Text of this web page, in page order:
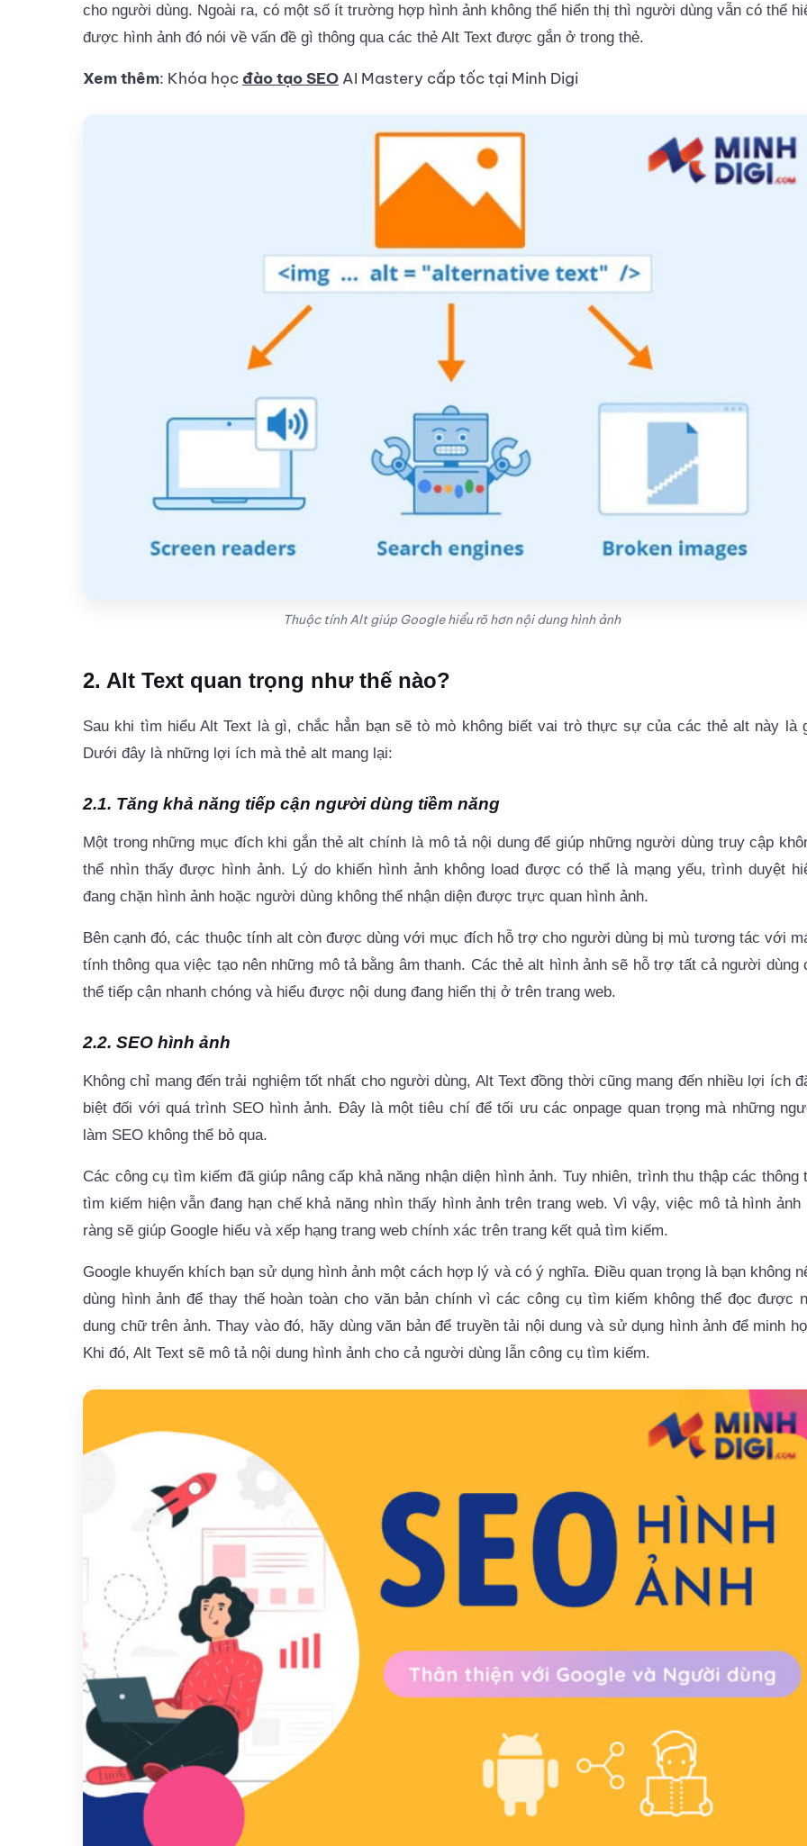
cho người dùng. Ngoài ra, có một số ít trường hợp hình ảnh không thể hiển thị thì người dùng vẫn có thể
được hình ảnh đó nói về vấn đề gì thông qua các thẻ Alt Text được gắn ở trong thẻ.
Xem thêm: Khóa học đào tạo SEO AI Mastery cấp tốc tại Minh Digi
Thuộc tính Alt giúp Google hiểu rõ hơn nội dung hình ảnh
2. Alt Text quan trọng như thế nào?
Sau khi tìm hiểu Alt Text là gì, chắc hẳn bạn sẽ tò mò không biết vai trò thực sự của các thẻ alt này là
Dưới đây là những lợi ích mà thẻ alt mang lại:
2.1. Tăng khả năng tiếp cận người dùng tiềm năng
Một trong những mục đích khi gắn thẻ alt chính là mô tả nội dung để giúp những người dùng truy cập
thể nhìn thấy được hình ảnh. Lý do khiến hình ảnh không load được có thể là mạng yếu, trình duyệt
đang chặn hình ảnh hoặc người dùng không thể nhận diện được trực quan hình ảnh.
Bên cạnh đó, các thuộc tính alt còn được dùng với mục đích hỗ trợ cho người dùng bị mù tương tác với
tính thông qua việc tạo nên những mô tả bằng âm thanh. Các thẻ alt hình ảnh sẽ hỗ trợ tất cả người dùng
thể tiếp cận nhanh chóng và hiểu được nội dung đang hiển thị ở trên trang web.
2.2. SEO hình ảnh
Không chỉ mang đến trải nghiệm tốt nhất cho người dùng, Alt Text đồng thời cũng mang đến nhiều lợi ích
biệt đối với quá trình SEO hình ảnh. Đây là một tiêu chí để tối ưu các onpage quan trọng mà những
làm SEO không thể bỏ qua.
Các công cụ tìm kiếm đã giúp nâng cấp khả năng nhận diện hình ảnh. Tuy nhiên, trình thu thập các thông
tìm kiếm hiện vẫn đang hạn chế khả năng nhìn thấy hình ảnh trên trang web. Vì vậy, việc mô tả hình ảnh
ràng sẽ giúp Google hiểu và xếp hạng trang web chính xác trên trang kết quả tìm kiếm.
Google khuyến khích bạn sử dụng hình ảnh một cách hợp lý và có ý nghĩa. Điều quan trọng là bạn không
dùng hình ảnh để thay thế hoàn toàn cho văn bản chính vì các công cụ tìm kiếm không thể đọc được
dung chữ trên ảnh. Thay vào đó, hãy dùng văn bản để truyền tải nội dung và sử dụng hình ảnh để minh
Khi đó, Alt Text sẽ mô tả nội dung hình ảnh cho cả người dùng lẫn công cụ tìm kiếm.